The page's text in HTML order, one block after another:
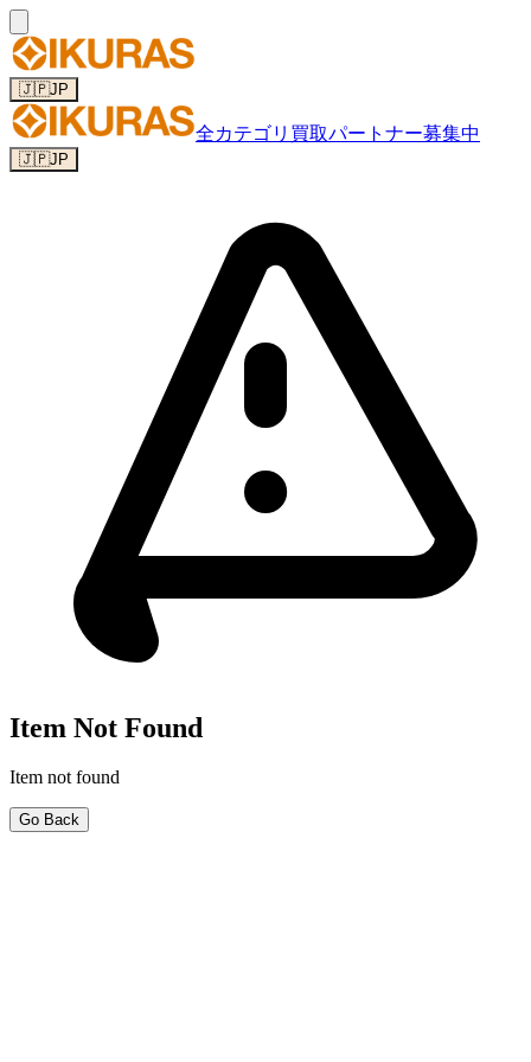
🇯🇵JP
全カテゴリ 買取パートナー募集中
🇯🇵JP
Item Not Found
Item not found
Go Back